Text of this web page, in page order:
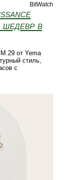
BitWatch
шедевр в
от Yema
стиль,
с